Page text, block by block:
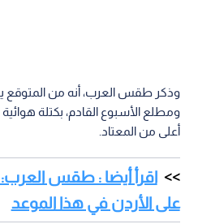
وذكر طقس العرب، أنه من المتوقع
ومطلع الأسبوع القادم، بكتلة
أعلى من المعتاد.
اقرأ أيضا : طقس العرب:
على الأردن في هذا الموعد